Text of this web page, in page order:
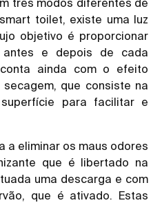
três modos diferentes de
toilet, existe uma luz
objetivo é proporcionar
antes e depois de cada
ainda com o efeito
que consiste na
para facilitar e
a eliminar os maus odores
que é libertado na
uma descarga e com
que é ativado. Estas